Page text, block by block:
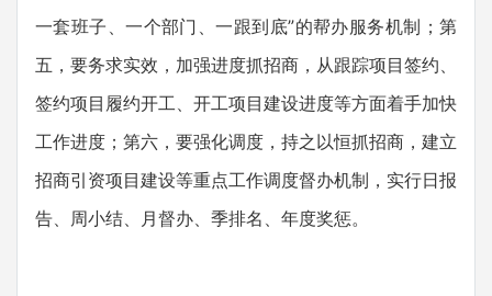
一套班子、一个部门、一跟到底”的帮办服务机制；第
五，要务求实效，加强进度抓招商，从跟踪项目签约、
签约项目履约开工、开工项目建设进度等方面着手加快
工作进度；第六，要强化调度，持之以恒抓招商，建立
招商引资项目建设等重点工作调度督办机制，实行日报
告、周小结、月督办、季排名、年度奖惩。